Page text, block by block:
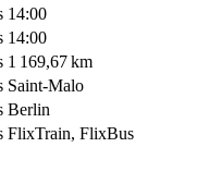
14:00
14:00
1 169,67 km
Saint-Malo
Berlin
FlixTrain, FlixBus
, ©OpenStreetMapcontributors